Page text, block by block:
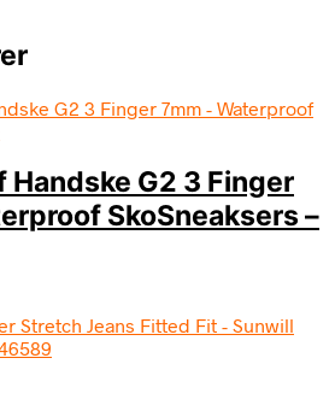
G2 3 Finger
SkoSneaksers –